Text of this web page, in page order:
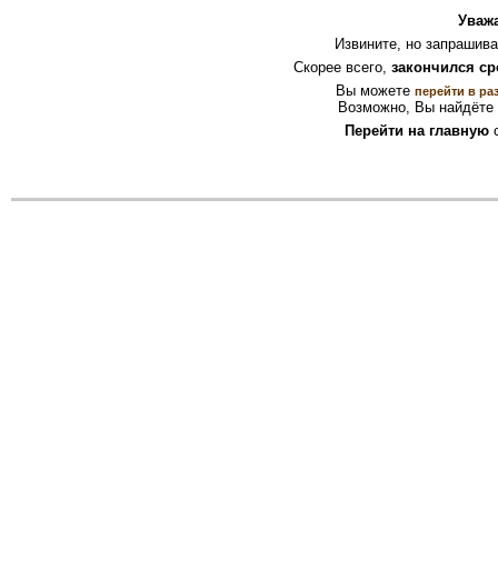
Извините, но
Скорее всего, закончился
Вы можете перейти в
Возможно, Вы найдёте
Перейти на главную